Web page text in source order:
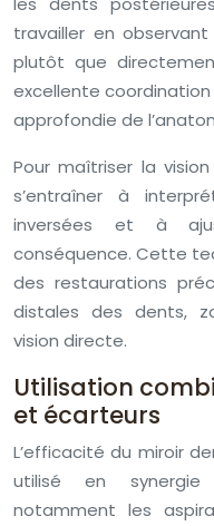
travailler en
plutôt que
excellente
approfondie de
Pour maîtriser la
s’entraîner à
inversées et à
conséquence. Cette
des restaurations
distales des dents,
vision directe.
Utilisation
et écarteurs
L’efficacité du miroir
utilisé en synergie
notamment les